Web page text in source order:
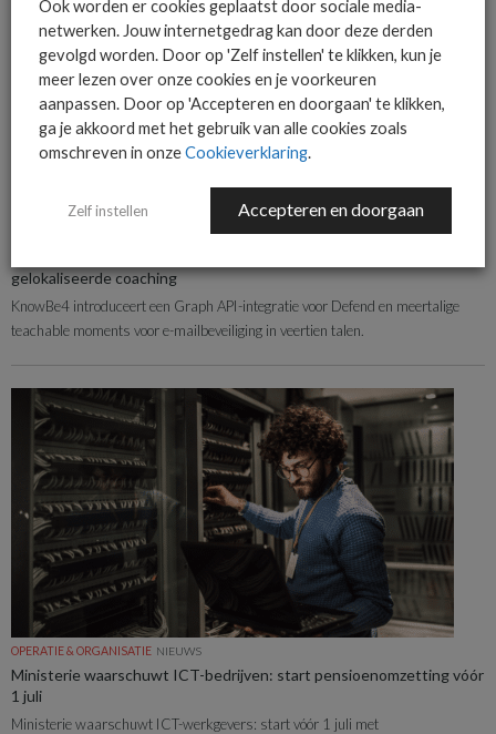
gelokaliseerde coaching
KnowBe4 introduceert een Graph API-integratie voor Defend en meertalige
teachable moments voor e-mailbeveiliging in veertien talen.
OPERATIE & ORGANISATIE NIEUWS
Ministerie waarschuwt ICT-bedrijven: start pensioenomzetting vóór
1 juli
Ministerie waarschuwt ICT-werkgevers: start vóór 1 juli met
Ook worden er cookies geplaatst door sociale media-
netwerken. Jouw internetgedrag kan door deze derden
gevolgd worden. Door op 'Zelf instellen' te klikken, kun je
meer lezen over onze cookies en je voorkeuren
aanpassen. Door op 'Accepteren en doorgaan' te klikken,
ga je akkoord met het gebruik van alle cookies zoals
omschreven in onzeCookieverklaring.
Zelf instellen Accepteren en doorgaan